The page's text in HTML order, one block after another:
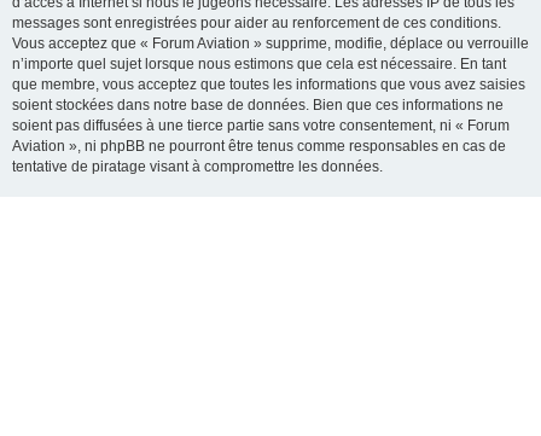
messages sont enregistrées pour aider au renforcement de ces conditions.
Vous acceptez que « Forum Aviation » supprime, modifie, déplace ou verrouille
n’importe quel sujet lorsque nous estimons que cela est nécessaire. En tant
que membre, vous acceptez que toutes les informations que vous avez saisies
soient stockées dans notre base de données. Bien que ces informations ne
soient pas diffusées à une tierce partie sans votre consentement, ni « Forum
Aviation », ni phpBB ne pourront être tenus comme responsables en cas de
tentative de piratage visant à compromettre les données.